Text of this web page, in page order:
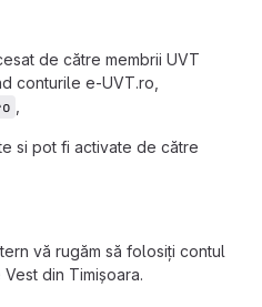
de către membrii UVT
conturile e-UVT.ro,
si pot fi activate de către
vă rugăm să folosiți contul
din Timișoara.